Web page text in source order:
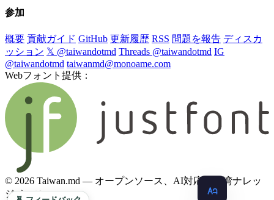
参加
概要 貢献ガイド GitHub 更新履歴 RSS 問題を報告 ディスカ
ッション 𝕏 @taiwandotmd Threads @taiwandotmd IG
@taiwandotmd taiwanmd@monoame.com
Webフォント提供：
© 2026 Taiwan.md — オープンソース、AI対応の台湾ナレッ
ジベース